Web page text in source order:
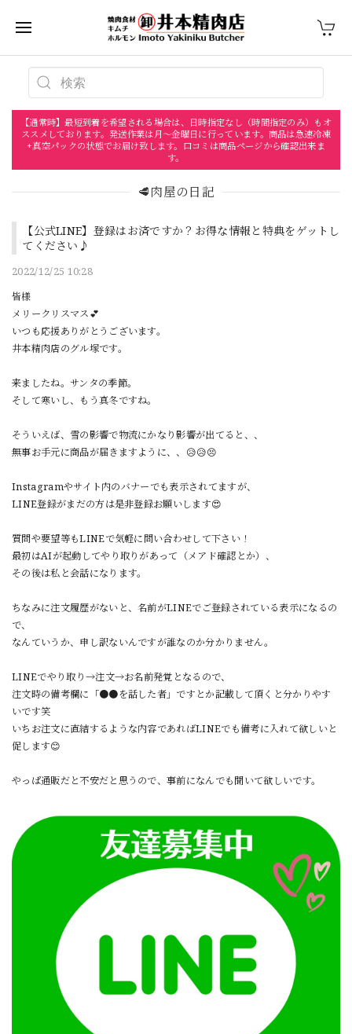
【通常時】最短到着を希望される場合は、日時指定なし（時間指定のみ）もオ
ススメしております。発送作業は月〜金曜日に行っています。商品は急速冷凍
+真空パックの状態でお届け致します。口コミは商品ページから確認出来ま
す。
🥩肉屋の日記
【公式LINE】登録はお済ですか？お得な情報と特典をゲットし
てください♪
2022/12/25 10:28
皆様
メリークリスマス💕
いつも応援ありがとうございます。
井本精肉店のグル塚です。
来ましたね。サンタの季節。
そして寒いし、もう真冬ですね。
そういえば、雪の影響で物流にかなり影響が出てると、、
無事お手元に商品が届きますように、、😥😥😣
Instagramやサイト内のバナーでも表示されてますが、
LINE登録がまだの方は是非登録お願いします😍
質問や要望等もLINEで気軽に問い合わせして下さい！
最初はAIが起動してやり取りがあって（メアド確認とか）、
その後は私と会話になります。
ちなみに注文履歴がないと、名前がLINEでご登録されている表示になるの
で、
なんていうか、申し訳ないんですが誰なのか分かりません。
LINEでやり取り→注文→お名前発覚となるので、
注文時の備考欄に「●●を話した者」ですとか記載して頂くと分かりやす
いです笑
いちお注文に直結するような内容であればLINEでも備考に入れて欲しいと
促します😊
やっぱ通販だと不安だと思うので、事前になんでも聞いて欲しいです。